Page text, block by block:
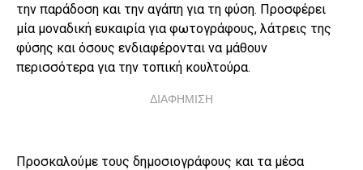
την παράδοση και την αγάπη για τη φύση. Προσφέρει
μία μοναδική ευκαιρία για φωτογράφους, λάτρεις της
φύσης και όσους ενδιαφέρονται να μάθουν
περισσότερα για την τοπική κουλτούρα.
ΔΙΑΦΗΜΙΣΗ
Προσκαλούμε τους δημοσιογράφους και τα μέσα